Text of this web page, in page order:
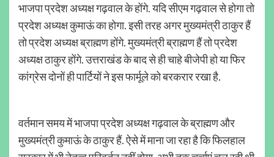
भाजपा प्रदेश अध्यक्ष गढ़वाल के होंगे. यदि सीएम गढ़वाल से होगा तो
प्रदेश अध्यक्ष कुमाऊं का होगा. इसी तरह अगर मुख्यमंत्री ठाकुर हैं
तो प्रदेश अध्यक्ष ब्राह्मण होंगे. मुख्यमंत्री ब्राह्मण हैं तो प्रदेश
अध्यक्ष ठाकुर होंगे. उत्तराखंड के बाद से ही चाहे बीजेपी हो या फिर
कांग्रेस दोनों ही पार्टियों ने इस फार्मूले को बरकरार रखा है.
वर्तमान समय में भाजपा प्रदेश अध्यक्ष गढ़वाल के ब्राह्मण और
मुख्यमंत्री कुमाऊं के ठाकुर हैं. ऐसे में माना जा रहा है कि फिलहाल